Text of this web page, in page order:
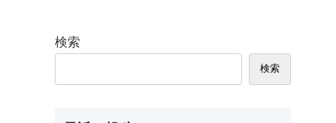
検索
検索